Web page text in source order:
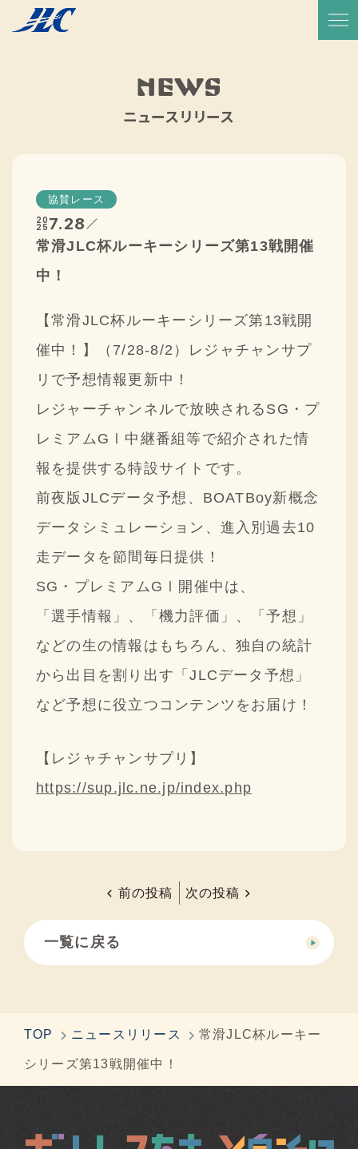
サービス紹介
代表メッセージ
会社概要
CSR活動
採用情報
ニュースリリース
Q&A
ご意見・ご感想
NEWS
ニュースリリース
協賛レース
20
25 7.28
常滑JLC杯ルーキーシリーズ第13戦開催
中！
【常滑JLC杯ルーキーシリーズ第13戦開
催中！】（7/28-8/2）レジャチャンサプ
リで予想情報更新中！
レジャーチャンネルで放映されるSG・プ
レミアムGⅠ中継番組等で紹介された情
報を提供する特設サイトです。
前夜版JLCデータ予想、BOATBoy新概念
データシミュレーション、進入別過去10
走データを節間毎日提供！
SG・プレミアムGⅠ開催中は、
「選手情報」、「機力評価」、「予想」
などの生の情報はもちろん、独自の統計
から出目を割り出す「JLCデータ予想」
など予想に役立つコンテンツをお届け！
【レジャチャンサプリ】
https://sup.jlc.ne.jp/index.php
前の投稿 次の投稿
一覧に戻る
TOP ニュースリリース 常滑JLC杯ルーキー
シリーズ第13戦開催中！